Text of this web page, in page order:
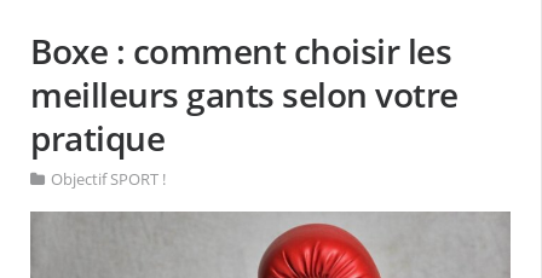
Boxe : comment choisir les
meilleurs gants selon votre
pratique
Objectif SPORT !